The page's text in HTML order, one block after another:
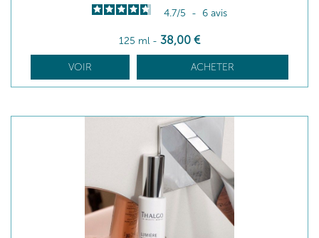
4.7/5 - 6 avis
125 ml - 38,00 €
VOIR ACHETER